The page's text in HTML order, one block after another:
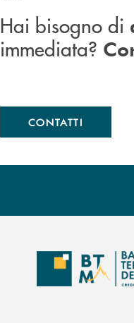
Hai bisogno di
immediata?
CONTATTI